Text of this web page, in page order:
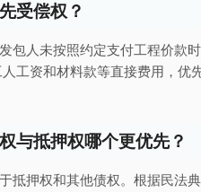
受偿权？
包人未按照约定支付工程价款
工资和材料款等直接费用，优
与抵押权哪个更优先？
抵押权和其他债权。根据民法